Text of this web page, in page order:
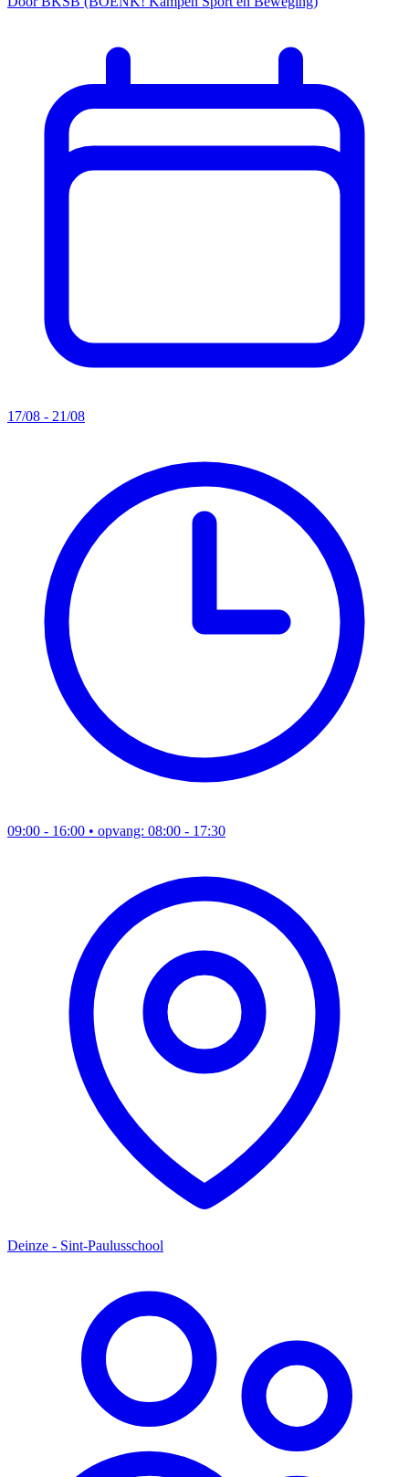
17/08 - 21/08
09:00 - 16:00 • opvang: 08:00 - 17:30
Deinze - Sint-Paulusschool